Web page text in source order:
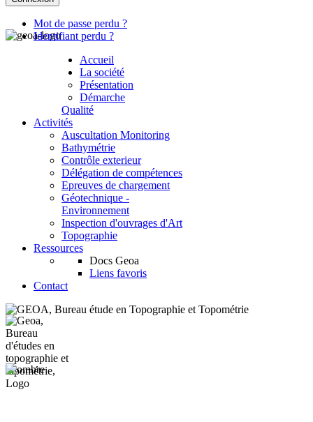
Mot de passe perdu ?
Identifiant perdu ?
Accueil
La société
Présentation
Démarche
Qualité
Activités
Auscultation Monitoring
Bathymétrie
Contrôle exterieur
Délégation de compétences
Epreuves de chargement
Géotechnique -
Environnement
Inspection d'ouvrages d'Art
Topographie
Ressources
Docs Geoa
Liens favoris
Contact